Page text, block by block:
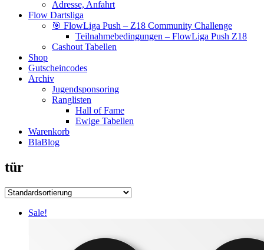
Adresse, Anfahrt
Flow Dartsliga
🎯 FlowLiga Push – Z18 Community Challenge
Teilnahmebedingungen – FlowLiga Push Z18
Cashout Tabellen
Shop
Gutscheincodes
Archiv
Jugendsponsoring
Ranglisten
Hall of Fame
Ewige Tabellen
Warenkorb
BlaBlog
tür
Sale!